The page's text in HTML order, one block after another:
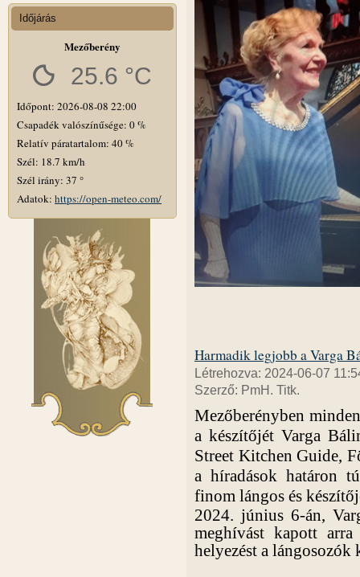
Időjárás
Mezőberény
25.6 °C
Időpont: 2026-08-08 22:00
Csapadék valószínűsége: 0 %
Relatív páratartalom: 40 %
Szél: 18.7 km/h
Szél irány: 37 °
Adatok: https://open-meteo.com/
Harmadik legjobb a Varga
Létrehozva: 2024-06-07
Szerző: PmH. Titk.
Mezőberényben
a készítőjét Varga
Street Kitchen Guide,
a híradások határon
finom lángos és
2024. június 6-án,
meghívást kapott
helyezést a lángosozók